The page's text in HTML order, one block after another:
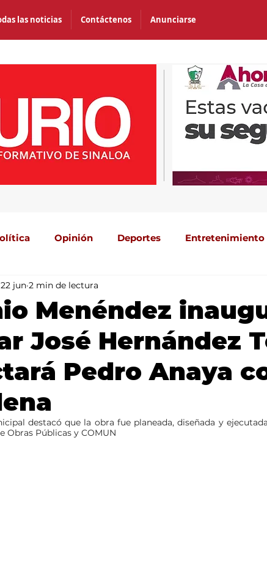
las noticias Contáctenos Anunciarse
Opinión Deportes Entretenimiento
Mundo Portada 2
Menéndez
José Hernández
Pedro Anaya
22 jun 2 min de lectura
destacó que la obra fue planeada, diseñada y
Obras Públicas y COMUN